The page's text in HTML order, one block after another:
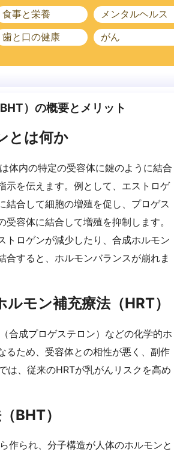
食事と栄養 メンタルヘルス
歯と口の健康 がん
）の概要とメリット
とは何か
体内の特定の受容体に鍵のように結合
示を伝えます。例として、エストロゲ
結合して細胞の増殖を促し、プロゲス
受容体に結合して増殖を抑制します。
トロゲンが減少したり、合成ホルモン
合すると、ホルモンバランスが崩れま
ルモン補充療法（HRT）
合成プロゲステロン）などの化学的ホ
るため、受容体との相性が悪く、副作
、従来のHRTが乳がんリスクを高め
BHT）
作られ、分子構造が人体のホルモンと